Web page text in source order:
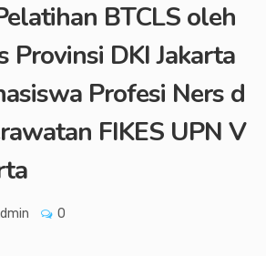
BTCLS oleh
Provinsi DKI Jakarta
Profesi Ners d
FIKES UPN V
0